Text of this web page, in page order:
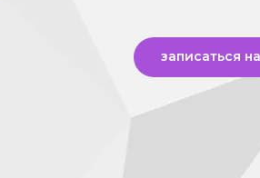
записаться